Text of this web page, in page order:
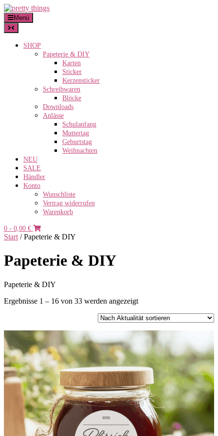
Skip
to
content
Menü
SHOP
Papeterie & DIY
Karten
Sticker
Kerzensticker
Schreibwaren
Blöcke
Downloads
Anlässe
Schulanfang
Muttertag
Geburtstag
Weihnachten
NEU
SALE
Händler
Konto
Wunschliste
Vertrag widerrufen
Warenkorb
0 - 0,00 €
Start / Papeterie & DIY
Papeterie & DIY
Papeterie & DIY
Ergebnisse 1 – 16 von 33 werden angezeigtNach
sortiert